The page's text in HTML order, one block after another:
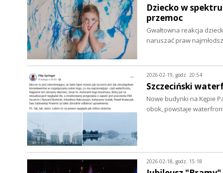
Dziecko w
przemoc
Gwałtowna reakcja
naruszać praw
2026-02-19, godz. 20:54
Szczeciński
Nowe budynki na Kępie
obok, powstaje
2026-02-18, godz. 15:18